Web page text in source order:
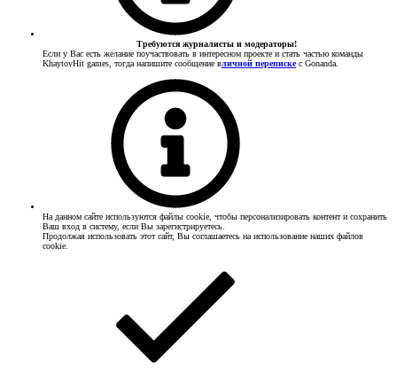
Требуются журналисты и модераторы!
Если у Вас есть желание поучаствовать в интересном проекте и стать частью команды
KhaytovHit games, тогда напишите сообщение вличной перепискес Gonanda.
На данном сайте используются файлы cookie, чтобы персонализировать контент и сохранить
Ваш вход в систему, если Вы зарегистрируетесь.
Продолжая использовать этот сайт, Вы соглашаетесь на использование наших файлов
cookie.